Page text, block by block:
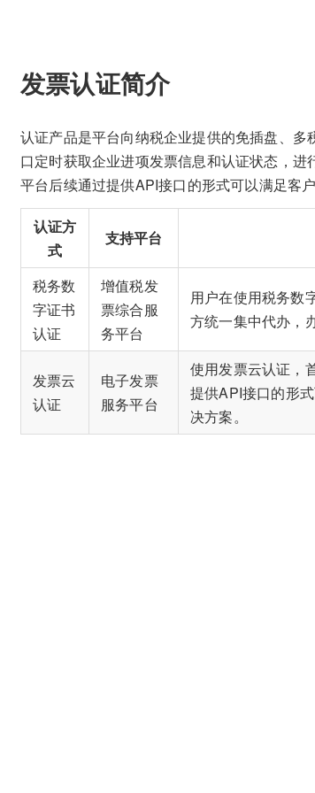
发票认证简介
认证产品是平台向纳税企业提供的免插盘、
口定时获取企业进项发票信息和认证状态，进
平台后续通过提供API接口的形式可以满足客
认证方
式
支持平台
税务数
字证书
认证
增值税发
票综合服
务平台
用户在使用税务数
方统一集中代办，
发票云
认证
电子发票
服务平台
使用发票云认证，
提供API接口的形
决方案。